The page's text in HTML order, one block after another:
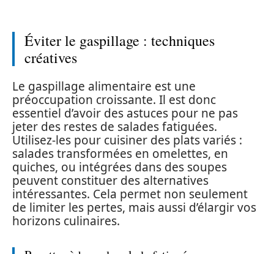
Éviter le gaspillage : techniques
créatives
Le gaspillage alimentaire est une
préoccupation croissante. Il est donc
essentiel d’avoir des astuces pour ne pas
jeter des restes de salades fatiguées.
Utilisez-les pour cuisiner des plats variés :
salades transformées en omelettes, en
quiches, ou intégrées dans des soupes
peuvent constituer des alternatives
intéressantes. Cela permet non seulement
de limiter les pertes, mais aussi d’élargir vos
horizons culinaires.